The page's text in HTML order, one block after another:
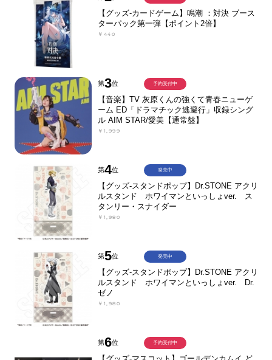
【グッズ-カードゲーム】鳴潮 ：対決 ブース
ターパック第一弾【ポイント2倍】
￥440
第3位
【音楽】TV 灰原くんの強くて青春ニューゲ
ーム ED「ドラマチック逃避行」収録シング
ル AIM STAR/愛美【通常盤】
￥1,999
予約受付中
第4位
【グッズ-スタンドポップ】Dr.STONE アクリ
ルスタンド ホワイマンといっしょver. ス
タンリー・スナイダー
￥1,980
発売中
第5位
【グッズ-スタンドポップ】Dr.STONE アクリ
ルスタンド ホワイマンといっしょver. Dr.
ゼノ
￥1,980
発売中
第6位 予約受付中